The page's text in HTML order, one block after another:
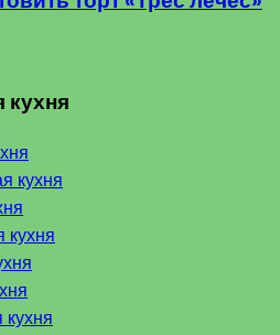
кухня
кухня
кухня